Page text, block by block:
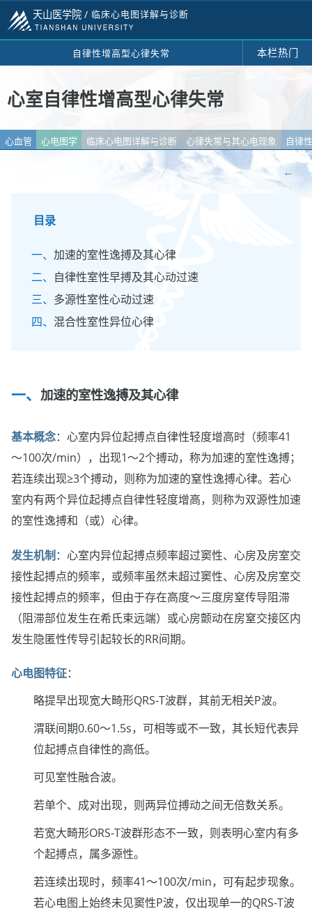
天山医学院 / 临床心电图详解与诊断
自律性增高型心律失常 本栏热门
心室自律性增高型心律失常
心血管 心电图学 临床心电图详解与诊断 心律失常与其心电现象 自律
←
目录
加速的室性逸搏及其心律
自律性室性早搏及其心动过速
多源性室性心动过速
混合性室性异位心律
加速的室性逸搏及其心律
基本概念：心室内异位起搏点自律性轻度增高时（频率41
～100次/min），出现1～2个搏动，称为加速的室性逸搏；
若连续出现≥3个搏动，则称为加速的窒性逸搏心律。若心
室内有两个异位起搏点自律性轻度增高，则称为双源性加速
的室性逸搏和（或）心律。
发生机制：心室内异位起搏点频率超过窦性、心房及房室交
接性起搏点的频率，或频率虽然未超过窦性、心房及房室交
接性起搏点的频率，但由于存在高度～三度房窒传导阻滞
（阻滞部位发生在希氏束远端）或心房颤动在房窒交接区内
发生隐匿性传导引起较长的RR间期。
心电图特征：
略提早出现宽大畸形QRS-T波群，其前无相关P波。
渭联间期0.60～1.5s，可相等或不一致，其长短代表异
位起搏点自律性的高低。
可见室性融合波。
若单个、成对出现，则两异位搏动之间无倍数关系。
若宽大畸形ORS-T波群形态不一致，则表明心室内有多
个起搏点，属多源性。
若连续出现时，频率41～100次/min，可有起步现象。
若心电图上始终未见窦性P波，仅出现单一的QRS-T波